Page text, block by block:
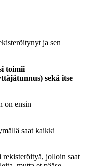
ja sen
toimii
sekä itse
on ensin
saat kaikki
rekisteröityä, jolloin saat